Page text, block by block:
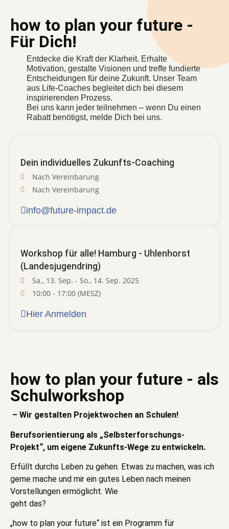
how to plan your future -
Für Dich!
Entdecke die Kraft der Klarheit. Erhalte
Motivation, gestalte Visionen und treffe fundierte
Entscheidungen für deine Zukunft. Unser Team
aus Life-Coaches begleitet dich bei diesem
inspirierenden Prozess.
Bei uns kann jeder teilnehmen – wenn Du einen
Rabatt benötigst, melde Dich bei uns.
Dein individuelles Zukunfts-Coaching
Nach Vereinbarung
Nach Vereinbarung
info@future-impact.de
Workshop für alle! Hamburg - Uhlenhorst
(Landesjugendring)
Sa., 13. Sep. - So., 14. Sep. 2025
10:00 - 17:00 (MESZ)
Hier Anmelden
how to plan your future - als
Schulworkshop
– Wir gestalten Projektwochen an Schulen!
Berufsorientierung als „Selbsterforschungs-
Projekt“, um eigene Zukunfts-Wege zu entwickeln.
Erfüllt durchs Leben zu gehen. Etwas zu machen, was ich
gerne mache und mir ein gutes Leben nach meinen
Vorstellungen ermöglicht. Wie
geht das?
„how to plan your future“ ist ein Programm für